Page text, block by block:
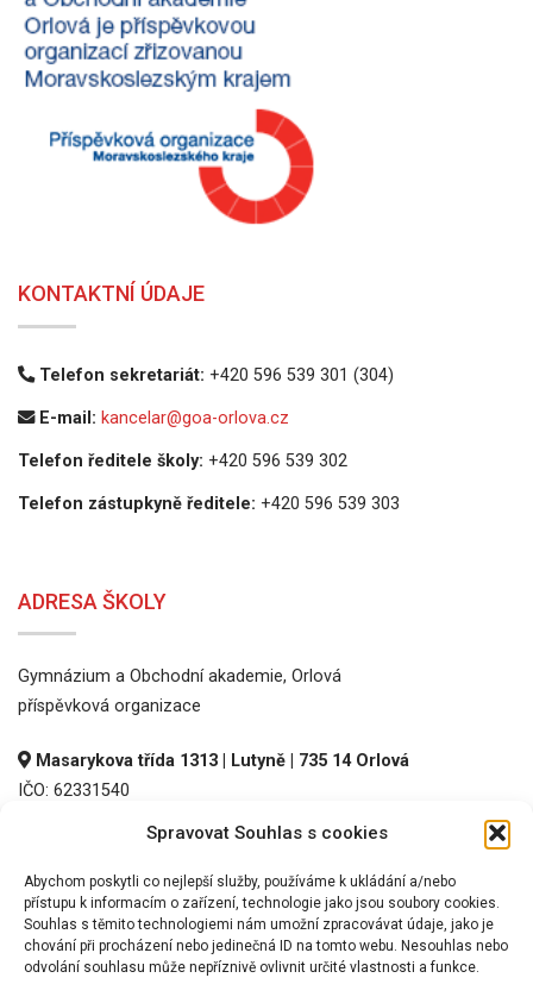
Spravovat Souhlas s cookies
Abychom poskytli co nejlepší služby, používáme k ukládání a/nebo
přístupu k informacím o zařízení, technologie jako jsou soubory cookies.
Souhlas s těmito technologiemi nám umožní zpracovávat údaje, jako je
chování při procházení nebo jedinečná ID na tomto webu. Nesouhlas nebo
odvolání souhlasu může nepříznivě ovlivnit určité vlastnosti a funkce.
KONTAKTNÍ ÚDAJE
Telefon sekretariát: +420 596 539 301 (304)
E-mail: kancelar@goa-orlova.cz
Telefon ředitele školy: +420 596 539 302
Telefon zástupkyně ředitele: +420 596 539 303
ADRESA ŠKOLY
Gymnázium a Obchodní akademie, Orlová
příspěvková organizace
Masarykova třída 1313 | Lutyně | 735 14 Orlová
IČO: 62331540